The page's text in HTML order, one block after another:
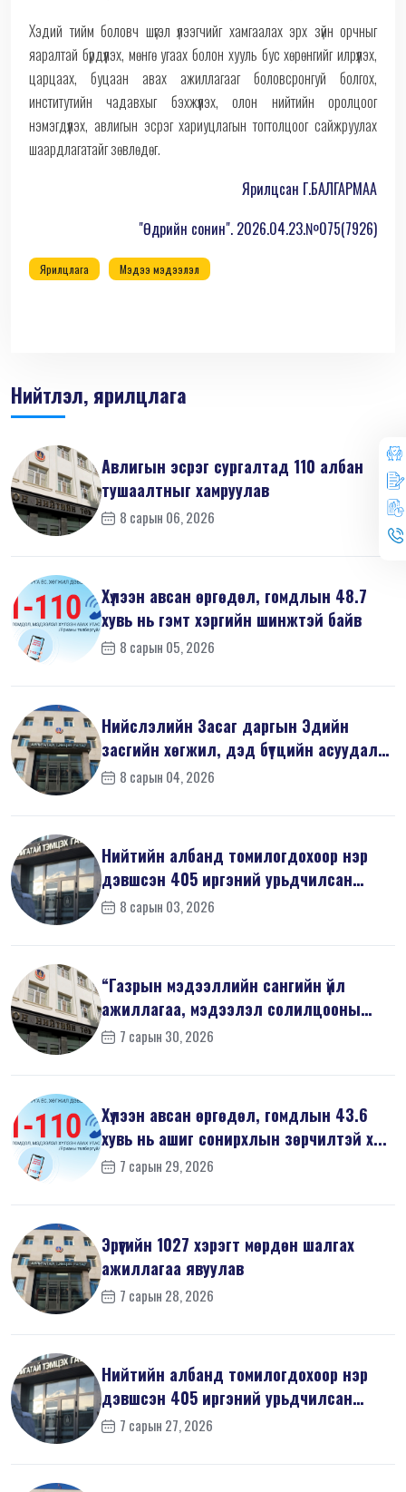
Хэдий тийм боловч шүгэл үлээгчийг хамгаалах эрх зүйн орчныг
яаралтай бүрдүүлэх, мөнгө угаах болон хууль бус хөрөнгийг илрүүлэх,
царцаах, буцаан авах ажиллагааг боловсронгуй болгох,
институтийн чадавхыг бэхжүүлэх, олон нийтийн оролцоог
нэмэгдүүлэх, авлигын эсрэг хариуцлагын тогтолцоог сайжруулах
шаардлагатайг зөвлөдөг.
Ярилцсан Г.БАЛГАРМАА
"Өдрийн сонин". 2026.04.23.№075(7926)
Ярилцлага Мэдээ мэдээлэл
Нийтлэл, ярилцлага
Авлигын эсрэг сургалтад 110 албан
тушаалтныг хамруулав
8 сарын 06, 2026
Хүлээн авсан өргөдөл, гомдлын 48.7
хувь нь гэмт хэргийн шинжтэй байв
8 сарын 05, 2026
Нийслэлийн Засаг даргын Эдийн
засгийн хөгжил, дэд бүтцийн асуудал
хари...
8 сарын 04, 2026
Нийтийн албанд томилогдохоор нэр
дэвшсэн 405 иргэний урьдчилсан
мэдүүл...
8 сарын 03, 2026
“Газрын мэдээллийн сангийн үйл
ажиллагаа, мэдээлэл солилцооны
журам”-...
7 сарын 30, 2026
Хүлээн авсан өргөдөл, гомдлын 43.6
хувь нь ашиг сонирхлын зөрчилтэй х...
7 сарын 29, 2026
Эрүүгийн 1027 хэрэгт мөрдөн шалгах
ажиллагаа явуулав
7 сарын 28, 2026
Нийтийн албанд томилогдохоор нэр
дэвшсэн 405 иргэний урьдчилсан
мэдүүл...
7 сарын 27, 2026